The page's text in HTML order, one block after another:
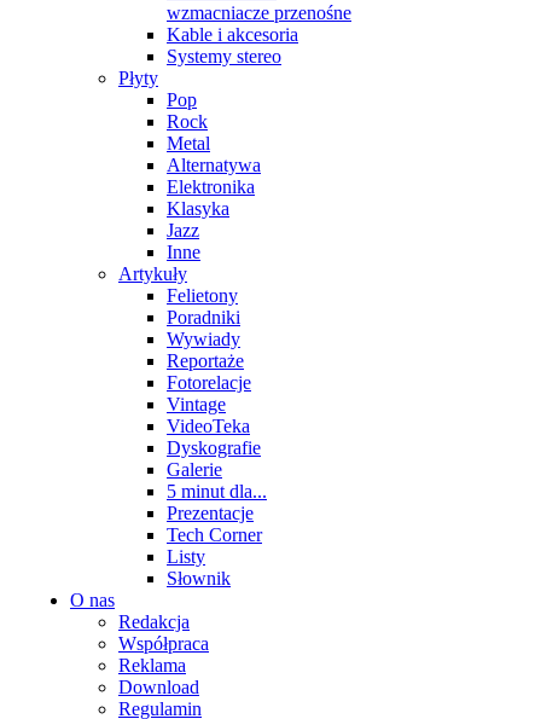
wzmacniacze przenośne
Kable i akcesoria
Systemy stereo
Płyty
Pop
Rock
Metal
Alternatywa
Elektronika
Klasyka
Jazz
Inne
Artykuły
Felietony
Poradniki
Wywiady
Reportaże
Fotorelacje
Vintage
VideoTeka
Dyskografie
Galerie
5 minut dla...
Prezentacje
Tech Corner
Listy
Słownik
O nas
Redakcja
Współpraca
Reklama
Download
Regulamin